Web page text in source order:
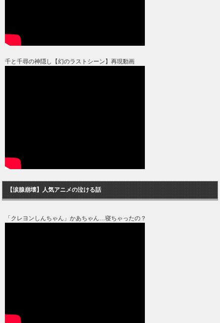
千と千尋の神隠し【幻のラストシーン】再現動画
【涙腺崩壊】人気アニメの泣ける話
「クレヨンしんちゃん」かあちゃん…寝ちゃったの？